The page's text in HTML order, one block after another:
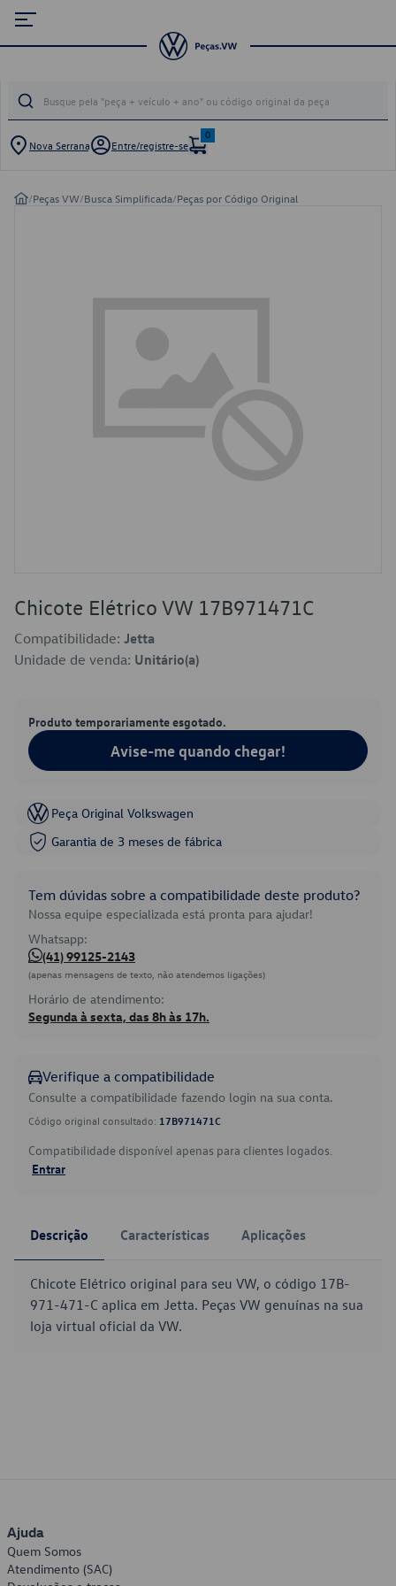
Nova Serrana Entre/registre-se
0
/Peças VW/Busca Simplificada/Peças por Código Original
Chicote Elétrico VW 17B971471C
Compatibilidade: Jetta
Unidade de venda: Unitário(a)
Produto temporariamente esgotado.
Avise-me quando chegar!
Peça Original Volkswagen
Garantia de 3 meses de fábrica
Tem dúvidas sobre a compatibilidade deste produto?
Nossa equipe especializada está pronta para ajudar!
Whatsapp:
(41) 99125-2143
(apenas mensagens de texto, não atendemos ligações)
Horário de atendimento:
Segunda à sexta, das 8h às 17h.
Verifique a compatibilidade
Consulte a compatibilidade fazendo login na sua conta.
Código original consultado: 17B971471C
Compatibilidade disponível apenas para clientes logados.
Entrar
Descrição Características Aplicações
Chicote Elétrico original para seu VW, o código 17B-
971-471-C aplica em Jetta. Peças VW genuínas na sua
loja virtual oficial da VW.
Ajuda
Quem Somos
Atendimento (SAC)